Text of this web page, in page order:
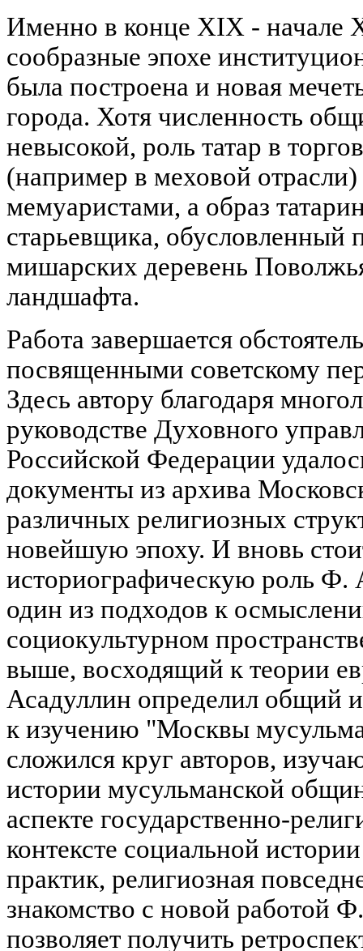
Именно в конце XIX - начале
сообразные эпохе
была построена и новая
города. Хотя численность
невысокой, роль татар в
(например в меховой отрасли)
мемуаристами, а образ
старьевщика, обусловленный
мишарских деревень
ландшафта.
Работа завершается
посвященными советскому
Здесь автору благодаря
руководстве Духовного
Российской Федерации
документы из архива
различных религиозных
новейшую эпоху. И вновь
историографическую роль Ф.
один из подходов к
социокультурном
выше, восходящий к теории
Асадуллин определил общий
к изучению "Москвы
сложился круг авторов,
истории мусульманской
аспекте государственно-
контексте социальной
практик, религиозная
знакомство с новой работой
позволяет получить